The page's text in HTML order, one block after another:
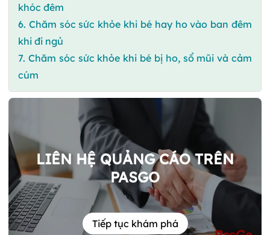
khóc đêm
6. Chăm sóc sức khỏe khi bé hay ho vào ban đêm
khi đi ngủ
7. Chăm sóc sức khỏe khi bé bị ho, sổ mũi và cảm
cúm
LIÊN HỆ QUẢNG CÁO TRÊN
PASGO
Tiếp tục khám phá